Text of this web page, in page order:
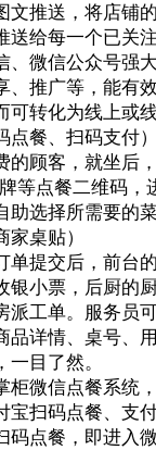
文推送，将店铺
送给每一个已关
、微信公众号强
、推广等，能有
可转化为线上或
点餐、扫码支付）
的顾客，就坐后
等点餐二维码，
助选择所需要的菜
家桌贴）
单提交后，前台
银小票，后厨的
派工单。服务员
品详情、桌号、
一目了然。
柜微信点餐系统
宝扫码点餐、支付
码点餐 ，即进入